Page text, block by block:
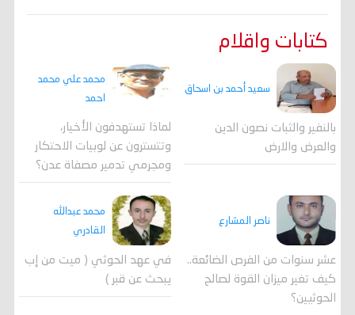
كتابات واقلام
سعيد أحمد بن اسحاق
بالنفير والثبات نصون الدين
والعرض والارض
محمد علي محمد
احمد
لماذا تستهدفون الأخيار،
وتتسترون عن لوبيات الاحتكار
ومجرمي تدمير مصفاة عدن؟
ناصر المشارع
عشر سنوات من الفرص الضائعة..
كيف تغير ميزان القوة لصالح
الحوثيين؟
محمد عبدالله
القادري
في عهد الحوثي ( ميت من إب
يبحث عن قبر )